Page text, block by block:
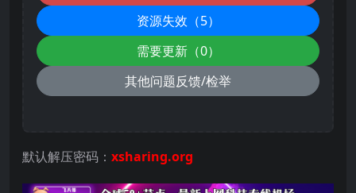
资源失效（5）
需要更新（0）
其他问题反馈/检举
默认解压密码： xsharing.org